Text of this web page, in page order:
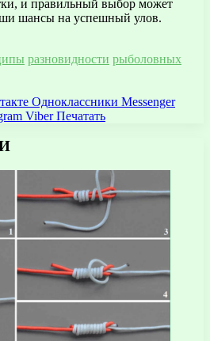
и правильный выбор может
шансы на успешный улов.
разновидности рыболовных
Одноклассники Messenger
Viber Печатать